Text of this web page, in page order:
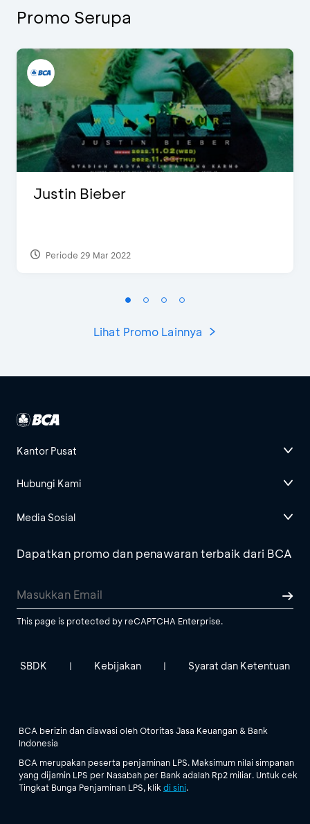
Promo Serupa
Justin Bieber
Periode 29 Mar 2022
Lihat Promo Lainnya
Kantor Pusat
Hubungi Kami
Media Sosial
Dapatkan promo dan penawaran terbaik dari BCA
This page is protected by reCAPTCHA Enterprise.
SBDK | Kebijakan | Syarat dan Ketentuan
BCA berizin dan diawasi oleh Otoritas Jasa Keuangan & Bank
Indonesia
BCA merupakan peserta penjaminan LPS. Maksimum nilai simpanan
yang dijamin LPS per Nasabah per Bank adalah Rp2 miliar. Untuk cek
Tingkat Bunga Penjaminan LPS, klik di sini.